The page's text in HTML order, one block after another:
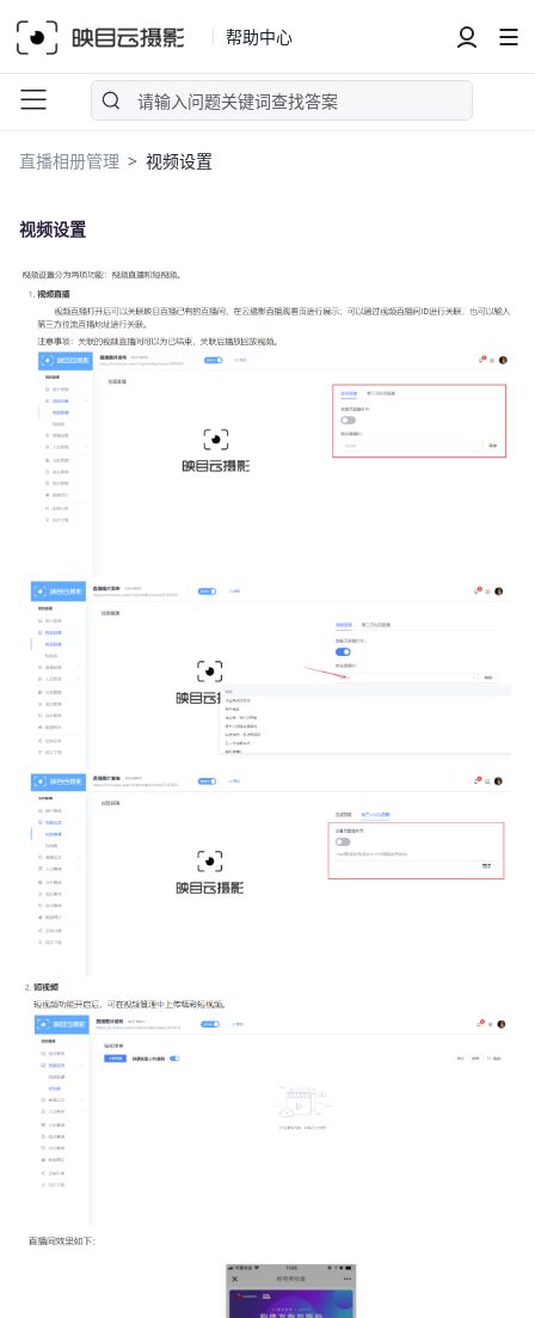
帮助中心
直播相册管理 视频设置
视频设置